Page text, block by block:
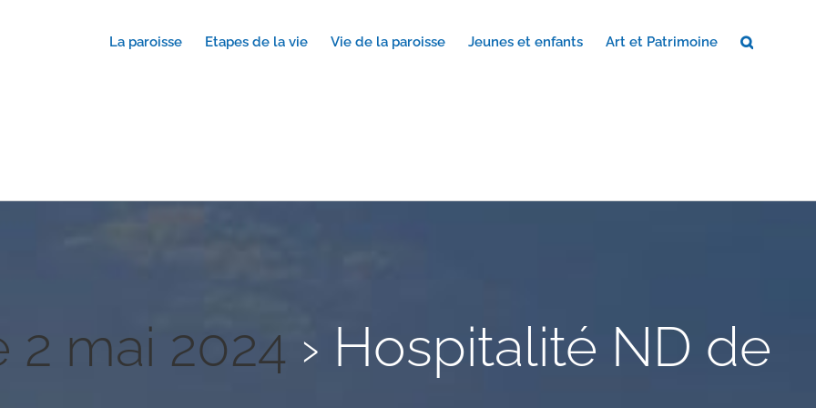
La paroisse Etapes de la vie Vie de la paroisse Jeunes et enfants Art et Patrimoine
mai 2024 › Hospitalité ND de